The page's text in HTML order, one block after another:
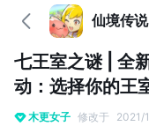
仙境传
七王室之谜 | 全
动：选择你的王
木更女子 修改于 2021/